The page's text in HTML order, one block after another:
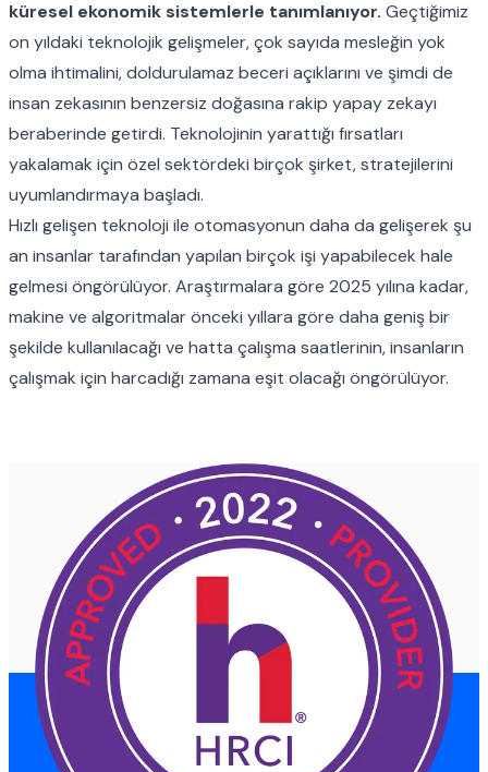
küresel ekonomik sistemlerle tanımlanıyor. Geçtiğimiz
on yıldaki teknolojik gelişmeler, çok sayıda mesleğin yok
olma ihtimalini, doldurulamaz beceri açıklarını ve şimdi de
insan zekasının benzersiz doğasına rakip yapay zekayı
beraberinde getirdi. Teknolojinin yarattığı fırsatları
yakalamak için özel sektördeki birçok şirket, stratejilerini
uyumlandırmaya başladı.
Hızlı gelişen teknoloji ile otomasyonun daha da gelişerek şu
an insanlar tarafından yapılan birçok işi yapabilecek hale
gelmesi öngörülüyor. Araştırmalara göre 2025 yılına kadar,
makine ve algoritmalar önceki yıllara göre daha geniş bir
şekilde kullanılacağı ve hatta çalışma saatlerinin, insanların
çalışmak için harcadığı zamana eşit olacağı öngörülüyor.